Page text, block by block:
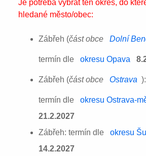
Je potřeba vybrat ten okres, do
hledané město/obec:
Zábřeh (část obce Dolní
termín dle okresu Opava
Zábřeh (část obce Ostrava ):
termín dle okresu Ostrava-
21.2.2027
Zábřeh: termín dle
okresu
14.2.2027